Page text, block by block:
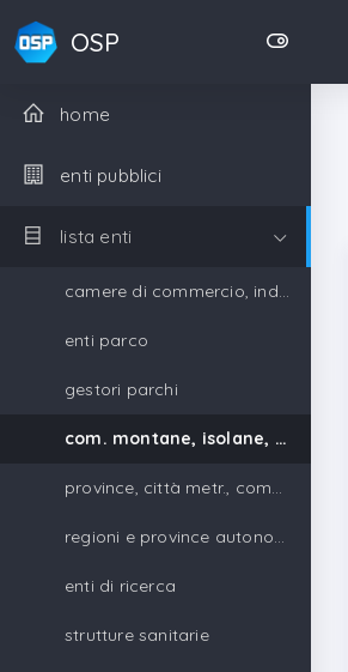
OSP
home
enti pubblici
lista enti
camere di commercio, industria, artigianato e agricoltura
enti parco
gestori parchi
com. montane, isolane, gestori parchi
province, città metr., comuni, unione di comuni
regioni e province autonome
enti di ricerca
strutture sanitarie